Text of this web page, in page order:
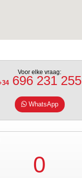
Voor elke vraag:
696 231 255
WhatsApp
0